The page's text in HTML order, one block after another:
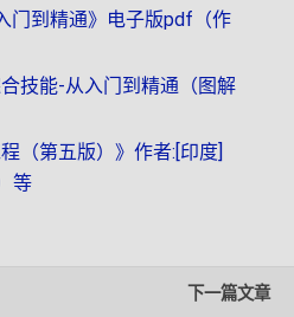
门到精通》电子版pdf（作
技能-从入门到精通（图解
（第五版）》作者:[印度]
等
下一篇文章